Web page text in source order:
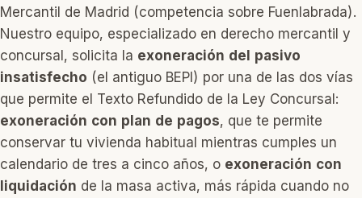
Mercantil de Madrid (competencia sobre Fuenlabrada).
Nuestro equipo, especializado en derecho mercantil y
concursal, solicita la exoneración del pasivo
insatisfecho (el antiguo BEPI) por una de las dos vías
que permite el Texto Refundido de la Ley Concursal:
exoneración con plan de pagos, que te permite
conservar tu vivienda habitual mientras cumples un
calendario de tres a cinco años, o exoneración con
liquidación de la masa activa, más rápida cuando no